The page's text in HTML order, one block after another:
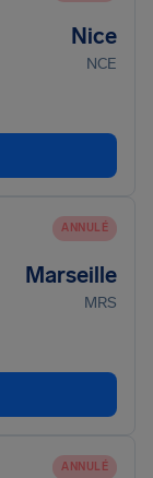
Nice
NCE
ANNULÉ
Marseille
MRS
ANNULÉ